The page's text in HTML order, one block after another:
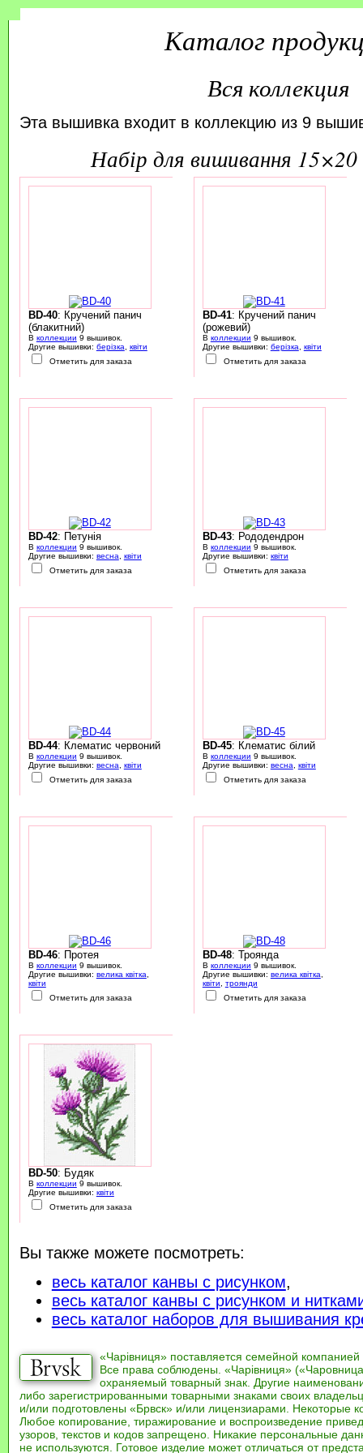
Каталог
Вся коллекция
Эта вышивка входит в коллекцию из 9
набір для вишивання 15×20
BD-40: Кручений панич
(блакитний)
В коллекции 9 вышивок.
Другие вышивки: берізка
квіти
Отметить для заказа
BD-41: Кручений панич
(рожевий)
В коллекции 9 вышивок.
Другие вышивки: берізка
квіти
Отметить для заказа
BD-42: Петунія
В коллекции 9 вышивок.
Другие вышивки: весна
квіти
Отметить для заказа
BD-43: Рододендрон
В коллекции 9 вышивок.
Другие вышивки: квіти
Отметить для заказа
BD-44: Клематис червоний
В коллекции 9 вышивок.
Другие вышивки: весна
квіти
Отметить для заказа
BD-45: Клематис білий
В коллекции 9 вышивок.
Другие вышивки: весна
квіти
Отметить для заказа
BD-46: Протея
В коллекции 9 вышивок.
Другие вышивки: велика квітка
квіти
Отметить для заказа
BD-48: Троянда
В коллекции 9 вышивок.
Другие вышивки: велика квітка
квіти
троянди
Отметить для заказа
BD-50: Будяк
В коллекции 9 вышивок.
Другие вышивки: квіти
Отметить для заказа
Вы также можете посмотреть:
весь каталог канвы с рисунком,
весь каталог канвы с рисунком и
весь каталог наборов для вышивания
«Чарівниця» поставляется семейной компанией
Все права соблюдены. «Чарівниця»
охраняемый товарный знак. Другие
либо зарегистрированными товарными знаками своих
и/или подготовлены «Брвск» и/или лицензиарами. Некоторые
Любое копирование, тиражирование и воспроизведение
узоров, текстов и кодов запрещено. Никакие персональные
не используются. Готовое изделие может отличаться от